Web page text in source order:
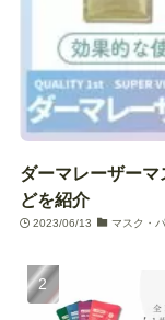
ダーマレーザー
どを紹介
2023/06/13 マスク・